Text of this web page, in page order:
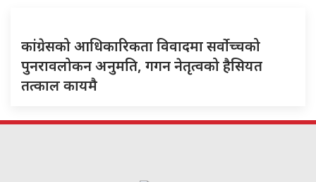
कांग्रेसको आधिकारिकता विवादमा सर्वोच्चको
पुनरावलोकन अनुमति, गगन नेतृत्वको हैसियत
तत्काल कायमै